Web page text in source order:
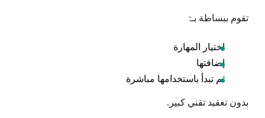
تقوم ببساطة بـ:
اختيار المهارة
إضافتها
ثم تبدأ باستخدامها مباشرة
بدون تعقيد تقني كبير.